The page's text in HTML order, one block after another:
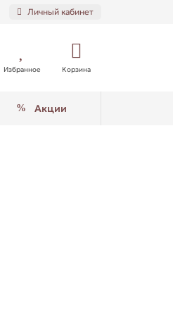
Личный кабинет
Избранное Корзина
Акции